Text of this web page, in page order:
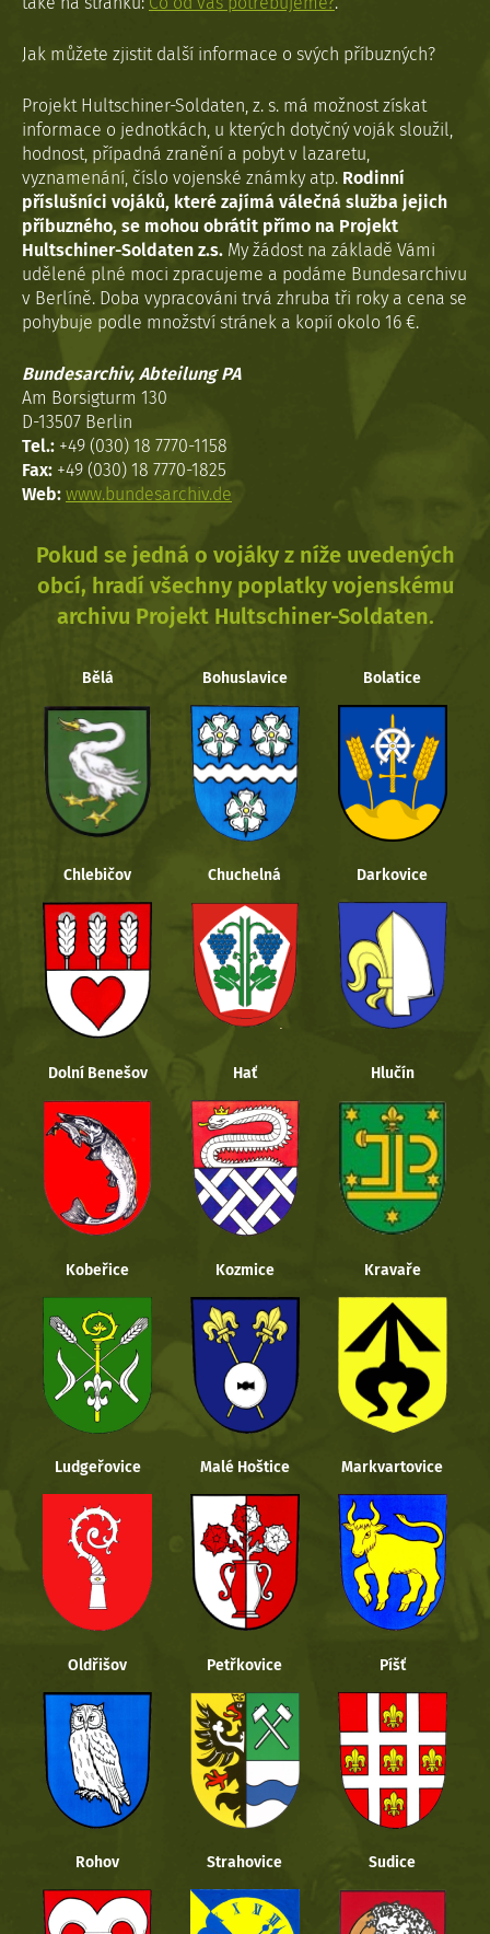
Jak můžete zjistit další informace o svých příbuzných?
Projekt Hultschiner-Soldaten, z. s. má možnost získat
informace o jednotkách, u kterých dotyčný voják sloužil,
hodnost, případná zranění a pobyt v lazaretu,
vyznamenání, číslo vojenské známky atp. Rodinní
příslušníci vojáků, které zajímá válečná služba jejich
příbuzného, se mohou obrátit přímo na Projekt
Hultschiner-Soldaten z.s. My žádost na základě Vámi
udělené plné moci zpracujeme a podáme Bundesarchivu
v Berlíně. Doba vypracováni trvá zhruba tři roky a cena se
pohybuje podle množství stránek a kopií okolo 16 €.
Bundesarchiv, Abteilung PA
Am Borsigturm 130
D-13507 Berlin
Tel.: +49 (030) 18 7770-1158
Fax: +49 (030) 18 7770-1825
Web: www.bundesarchiv.de
Pokud se jedná o vojáky z níže uvedených
obcí, hradí všechny poplatky vojenskému
archivu Projekt Hultschiner-Soldaten.
Bělá Bohuslavice Bolatice
Chlebičov Chuchelná Darkovice
Dolní Benešov Hať Hlučín
Kobeřice Kozmice Kravaře
Ludgeřovice Malé Hoštice Markvartovice
Oldřišov Petřkovice Píšť
Rohov Strahovice Sudice